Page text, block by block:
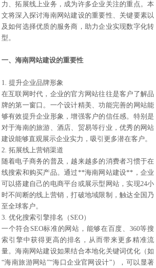
力、拓展线上业务，成为许多企业关注的重点。本
文将深入探讨海南网站建设的重要性、关键要素以
及如何选择优质的服务商，助力企业实现数字化转
型。
一、海南网站建设的重要性
1. 提升企业品牌形象
在互联网时代，企业的官方网站往往是客户了解品
牌的第一窗口。一个设计精美、功能完善的网站能
够有效提升企业形象，增强客户的信任感。特别是
对于海南的旅游、酒店、贸易等行业，优秀的网站
建设能够直观展示企业实力，吸引更多潜在客户。
2. 拓展线上营销渠道
随着电子商务的普及，越来越多的消费者习惯于在
线搜索和购买产品。通过**海南网站建设**，企业
可以搭建自己的电商平台或展示型网站，实现24小
时不间断的线上营销，打破地域限制，触达全国乃
至全球客户。
3. 优化搜索引擎排名（SEO）
一个符合SEO标准的网站，能够在百度、360等搜
索引擎中获得更高的排名，从而带来更多精准流
量。海南网站建设如果结合本地化关键词优化（如
“海南旅游网站”“海口企业官网设计”），可以显著